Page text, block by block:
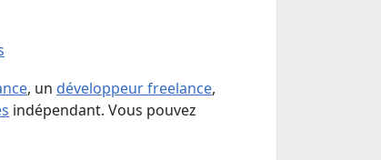
, un développeur freelance,
indépendant. Vous pouvez